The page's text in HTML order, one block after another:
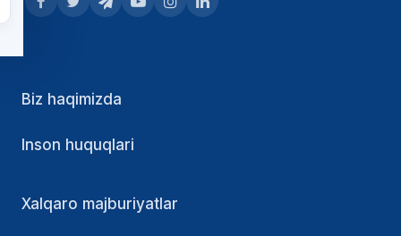
Biz haqimizda
Inson huquqlari
Xalqaro majburiyatlar